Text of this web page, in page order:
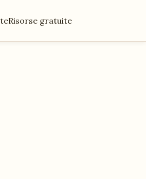
Risorse gratuite